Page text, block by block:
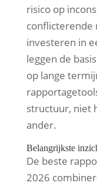
risico op
conflicterende
investeren in
leggen de
op lange
structuur, niet
ander.
Belangrijkste
De beste
2026